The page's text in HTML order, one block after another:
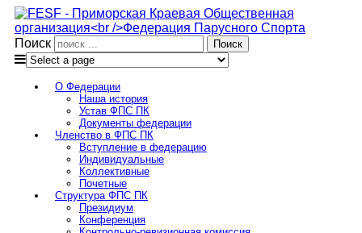
Поиск
О Федерации
Наша история
Устав ФПС ПК
Документы федерации
Членство в ФПС ПК
Вступление в федерацию
Индивидуальные
Коллективные
Почетные
Структура ФПС ПК
Президиум
Конференция